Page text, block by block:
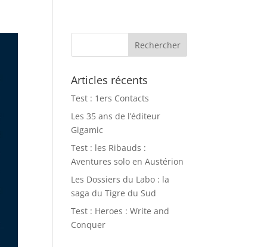
Articles récents
Test : 1ers Contacts
Les 35 ans de l’éditeur
Gigamic
Test : les Ribauds :
Aventures solo en Austérion
Les Dossiers du Labo : la
saga du Tigre du Sud
Test : Heroes : Write and
Conquer